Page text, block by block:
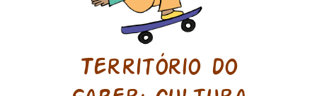
Território do